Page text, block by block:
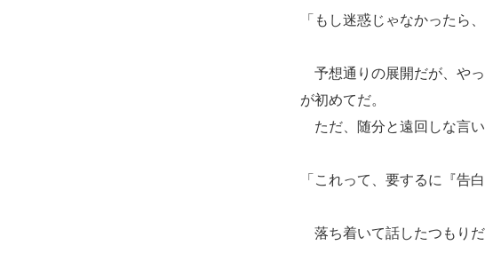
「もし迷惑じゃなかったら
予想通りの展開だが、や
が初めてだ。
ただ、随分と遠回しな言い
「これって、要するに『告
落ち着いて話したつもりだ